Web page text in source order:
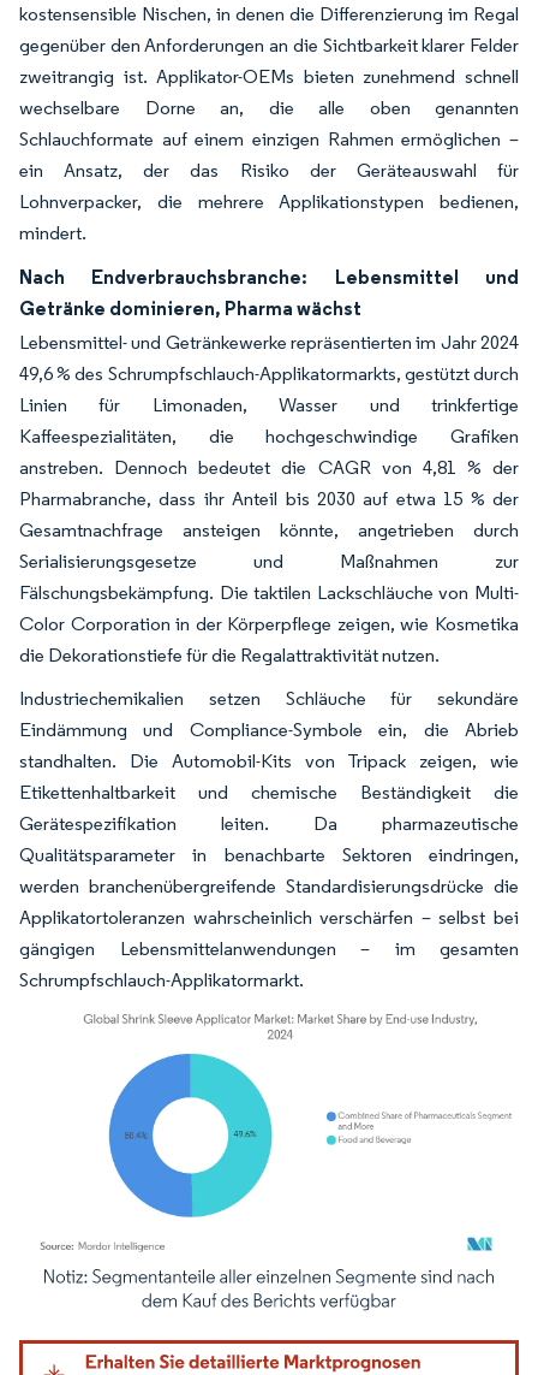
kostensensible Nischen, in denen die Differenzierung im Regal
gegenüber den Anforderungen an die Sichtbarkeit klarer Felder
zweitrangig ist. Applikator-OEMs bieten zunehmend schnell
wechselbare Dorne an, die alle oben genannten
Schlauchformate auf einem einzigen Rahmen ermöglichen –
ein Ansatz, der das Risiko der Geräteauswahl für
Lohnverpacker, die mehrere Applikationstypen bedienen,
mindert.
Nach Endverbrauchsbranche: Lebensmittel und
Getränke dominieren, Pharma wächst
Lebensmittel- und Getränkewerke repräsentierten im Jahr 2024
49,6 % des Schrumpfschlauch-Applikatormarkts, gestützt durch
Linien für Limonaden, Wasser und trinkfertige
Kaffeespezialitäten, die hochgeschwindige Grafiken
anstreben. Dennoch bedeutet die CAGR von 4,81 % der
Pharmabranche, dass ihr Anteil bis 2030 auf etwa 15 % der
Gesamtnachfrage ansteigen könnte, angetrieben durch
Serialisierungsgesetze und Maßnahmen zur
Fälschungsbekämpfung. Die taktilen Lackschläuche von Multi-
Color Corporation in der Körperpflege zeigen, wie Kosmetika
die Dekorationstiefe für die Regalattraktivität nutzen.
Industriechemikalien setzen Schläuche für sekundäre
Eindämmung und Compliance-Symbole ein, die Abrieb
standhalten. Die Automobil-Kits von Tripack zeigen, wie
Etikettenhaltbarkeit und chemische Beständigkeit die
Gerätespezifikation leiten. Da pharmazeutische
Qualitätsparameter in benachbarte Sektoren eindringen,
werden branchenübergreifende Standardisierungsdrücke die
Applikatortoleranzen wahrscheinlich verschärfen – selbst bei
gängigen Lebensmittelanwendungen – im gesamten
Schrumpfschlauch-Applikatormarkt.
Bild © Mordor Intelligence. Wiederverwendung erfordert Namensnennung